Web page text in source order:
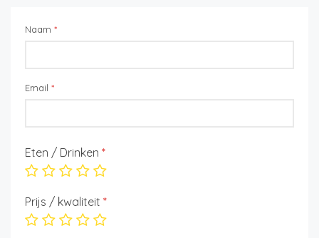
Naam *
Email *
Eten / Drinken *
Prijs / kwaliteit *